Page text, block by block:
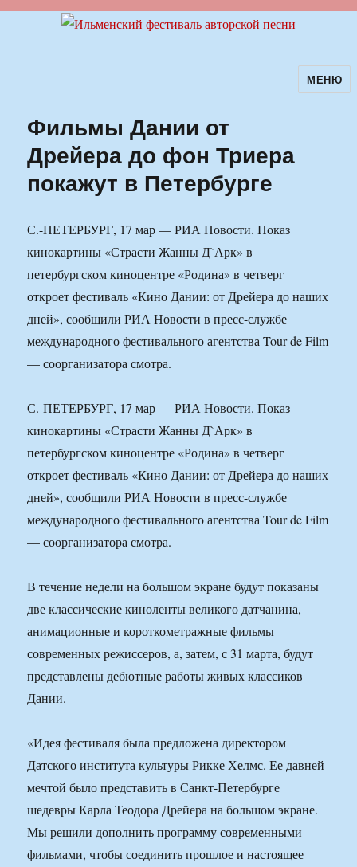
Ильменский фестиваль авторскойМЕНЮ
Фильмы Дании от
Дрейера до фон Триера
покажут в Петербурге
С.-ПЕТЕРБУРГ, 17 мар — РИА Новости. Показ
кинокартины «Страсти Жанны Д`Арк» в
петербургском киноцентре «Родина» в четверг
откроет фестиваль «Кино Дании: от Дрейера до наших
дней», сообщили РИА Новости в пресс-службе
международного фестивального агентства Tour de Film
— соорганизатора смотра.
С.-ПЕТЕРБУРГ, 17 мар — РИА Новости. Показ
кинокартины «Страсти Жанны Д`Арк» в
петербургском киноцентре «Родина» в четверг
откроет фестиваль «Кино Дании: от Дрейера до наших
дней», сообщили РИА Новости в пресс-службе
международного фестивального агентства Tour de Film
— соорганизатора смотра.
В течение недели на большом экране будут показаны
две классические киноленты великого датчанина,
анимационные и короткометражные фильмы
современных режиссеров, а, затем, с 31 марта, будут
представлены дебютные работы живых классиков
Дании.
«Идея фестиваля была предложена директором
Датского института культуры Рикке Хелмс. Ее давней
мечтой было представить в Санкт-Петербурге
шедевры Карла Теодора Дрейера на большом экране.
Мы решили дополнить программу современными
фильмами, чтобы соединить прошлое и настоящее